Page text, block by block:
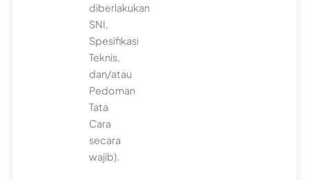
diberlakukan
SNI,
Spesifikasi
Teknis,
dan/atau
Pedoman
Tata
Cara
secara
wajib).